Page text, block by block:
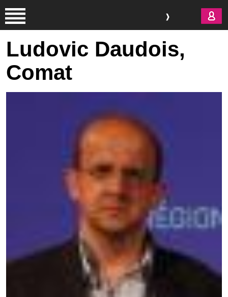
Ludovic Daudois,
Comat